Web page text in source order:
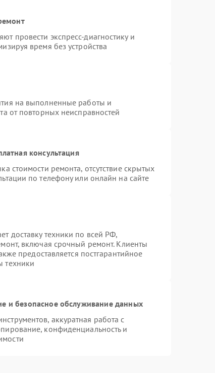
провести экспресс-диагностику и
время без устройства
на выполненные работы и
от повторных неисправностей
консультация
стоимости ремонта, отсутствие скрытых
по телефону или онлайн на сайте
доставку техники по всей РФ,
включая срочный ремонт. Клиенты
предоставляется постгарантийное
техники
и безопасное обслуживание данных
аккуратная работа с
конфиденциальность и